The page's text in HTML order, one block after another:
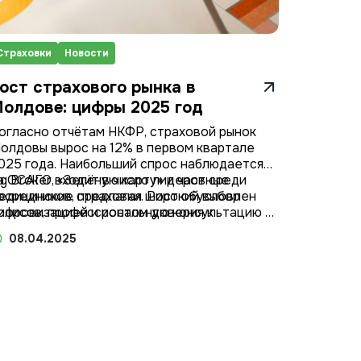
Новости
страхового рынка в
цифры 2025 год
отчётам НКФР, страховой рынок
вырос на 12% в первом квартале
года. Наибольший спрос наблюдается
ОСАГО, «Зелёную карту» и частные
страховки. Рост обусловлен
и ростом доверия к
Broker входит в число лидеров среди
предлагая широкий выбор
профессиональную консультацию и
положительной динамики.
08.04.2025